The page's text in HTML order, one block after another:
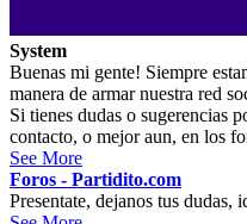
System
Buenas mi gente! Siempre
manera de armar nuestra red
Si tienes dudas o sugerencias
contacto, o mejor aun, en los
See More
Foros - Partidito.com
Presentate, dejanos tus dudas,